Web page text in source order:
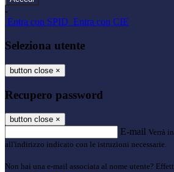
-
Entra con SPID Entra con CIE
Seleziona utente
button close ×
Recupero password
button close ×
E-mail Verrà
all'indirizzo indicato con le istruzioni necessarie.
Non hai una e-mail associata al nome utente?